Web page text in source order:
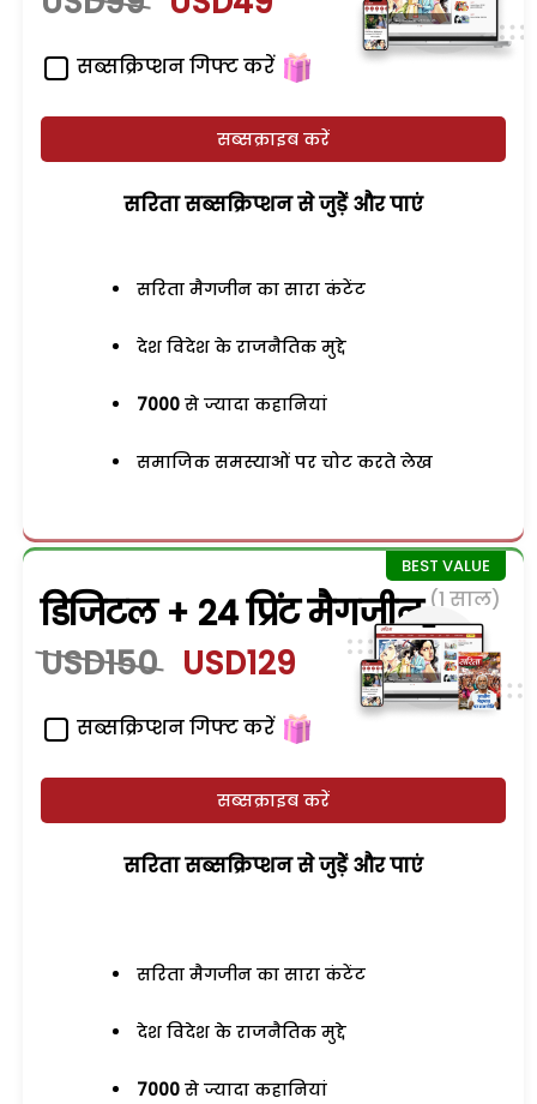
सब्सक्रिप्शन गिफ्ट करें
सब्सक्राइब करें
सरिता सब्सक्रिप्शन से जुड़ेें और पाएं
सरिता मैगजीन का सारा कंटेंट
देश विदेश के राजनैतिक मुद्दे
7000 से ज्यादा कहानियां
समाजिक समस्याओं पर चोट करते लेख
डिजिटल + 24 प्रिंट मैगजीन (1 साल)
USD150 USD129
सब्सक्रिप्शन गिफ्ट करें
सब्सक्राइब करें
सरिता सब्सक्रिप्शन से जुड़ेें और पाएं
सरिता मैगजीन का सारा कंटेंट
देश विदेश के राजनैतिक मुद्दे
7000 से ज्यादा कहानियां